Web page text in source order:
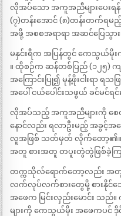
လိုအပ်သော အကူအညီများပေး
(၇)တန်းအောင် (၈)တန်းတက်ရမ
အဖို့ အစစအရာရာ အဆင်ပြေသွာ
မနှင်းရီက အပြန်တွင် ကေသွယ်မိုးကို
။ ထိုစဉ်က ဆန်တစ်ပြည် (၁၂၅)
အကြောင်းပြု၍ မုန့်ဖိုးငါးရာ
အပေါ် ငယ်ပေါင်းသဖွယ် ခင်မင်ရ
လိုအပ်သည့် အကူအညီများကို စ
နောင်လည်း ရလာဦးမည့် အခွင့်အရ
လူအဖြစ် သတ်မှတ် လိုက်တော့၏။
အတူ စားအတူ တပူးတွဲတွဲဖြစ်ခဲ့က
တက္ကသိုလ်ရောက်တော့လည်း အတူ
လက်လုပ်လက်စားတွေမို့ စားနိုင်
အဖေက မြင်းလှည်းမောင်း သည်
များကို ကေသွယ်မိုး အဖေကပင်